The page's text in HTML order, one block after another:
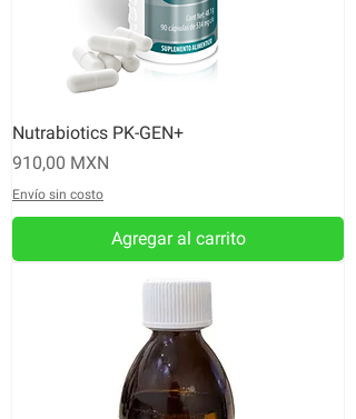
Nutrabiotics PK-GEN+
Precio
910,00 MXN
Envío sin costo
Agregar al carrito